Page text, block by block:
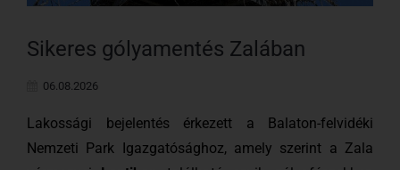
Sikeres gólyamentés Zalában
06.08.2026
Lakossági bejelentés érkezett a Balaton-felvidéki
Nemzeti Park Igazgatósághoz, amely szerint a Zala